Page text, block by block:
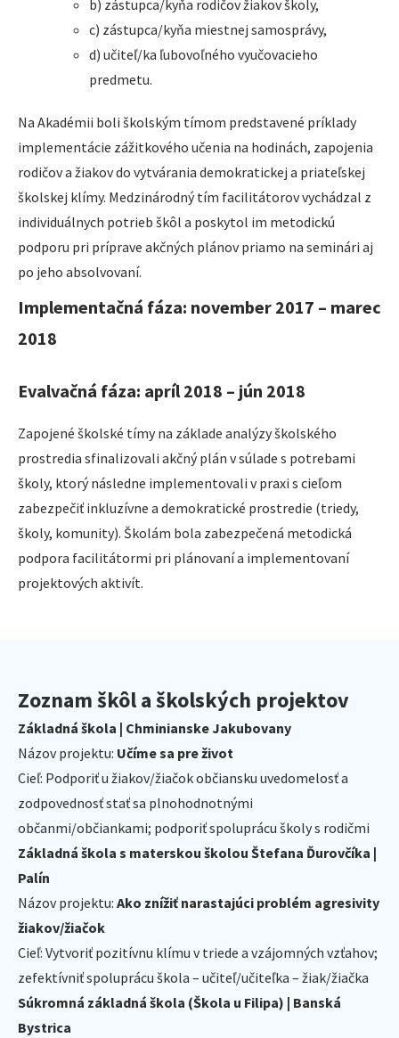
b) zástupca/kyňa rodičov žiakov školy,
c) zástupca/kyňa miestnej samosprávy,
d) učiteľ/ka ľubovoľného vyučovacieho
predmetu.
Na Akadémii boli školským tímom predstavené príklady
implementácie zážitkového učenia na hodinách, zapojenia
rodičov a žiakov do vytvárania demokratickej a priateľskej
školskej klímy. Medzinárodný tím facilitátorov vychádzal z
individuálnych potrieb škôl a poskytol im metodickú
podporu pri príprave akčných plánov priamo na seminári aj
po jeho absolvovaní.
Implementačná fáza: november 2017 – marec
2018
Evalvačná fáza: apríl 2018 – jún 2018
Zapojené školské tímy na základe analýzy školského
prostredia sfinalizovali akčný plán v súlade s potrebami
školy, ktorý následne implementovali v praxi s cieľom
zabezpečiť inkluzívne a demokratické prostredie (triedy,
školy, komunity). Školám bola zabezpečená metodická
podpora facilitátormi pri plánovaní a implementovaní
projektových aktivít.
Zoznam škôl a školských projektov
Základná škola | Chminianske Jakubovany
Názov projektu: Učíme sa pre život
Cieľ: Podporiť u žiakov/žiačok občiansku uvedomelosť a
zodpovednosť stať sa plnohodnotnými
občanmi/občiankami; podporiť spoluprácu školy s rodičmi
Základná škola s materskou školou Štefana Ďurovčíka |
Palín
Názov projektu: Ako znížiť narastajúci problém agresivity
žiakov/žiačok
Cieľ: Vytvoriť pozitívnu klímu v triede a vzájomných vzťahov;
zefektívniť spoluprácu škola – učiteľ/učiteľka – žiak/žiačka
Súkromná základná škola (Škola u Filipa) | Banská
Bystrica